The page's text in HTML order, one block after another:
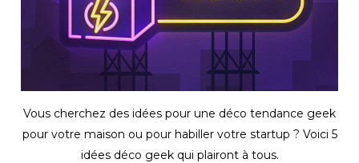
Vous cherchez des idées pour une déco tendance geek
pour votre maison ou pour habiller votre startup ? Voici 5
idées déco geek qui plairont à tous.